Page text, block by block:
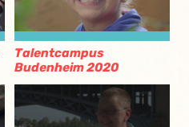
Talentcampus
Budenheim 2020